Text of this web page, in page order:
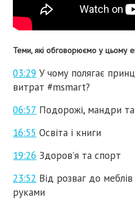
Теми, які обговорюємо у цьому
03:29 У чому полягає
витрат#msmart?
06:57 Подорожі, мандри та
16:55 Освіта і книги
19:26 Здоров’я та спорт
23:52 Від розваг до
руками